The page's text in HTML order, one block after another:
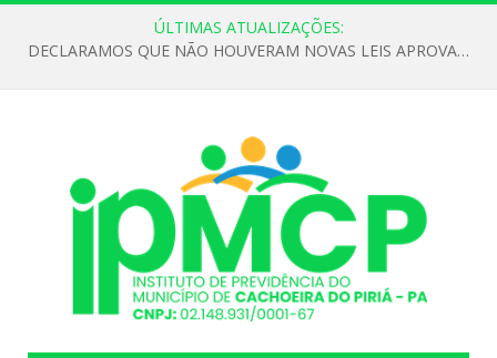
ÚLTIMAS ATUALIZAÇÕES:
DECLARAMOS QUE NÃO HOUVERAM NOVAS LEIS APROVADAS ATÉ O MOMENTO PARA O INSTITUTO DE PREVIDÊNCIA NO ANO DE 2026